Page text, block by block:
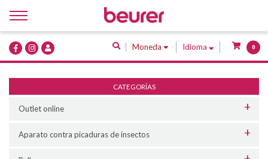
Moneda Idioma 0
Inicio
Quiénes Somos
Servicios
CATEGORÍAS
Outlet online
Aparato contra picaduras de insectos